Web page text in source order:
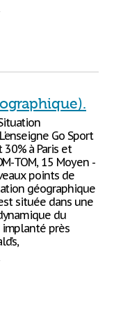
Go Sport
à Paris et
TOM, 15 Moyen -
points de
géographique
située dans une
du
près